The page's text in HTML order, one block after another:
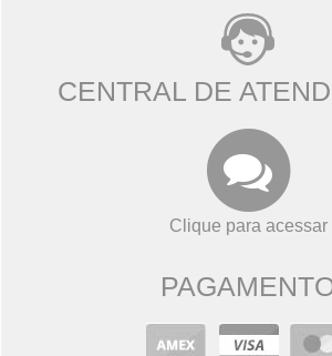
CENTRAL DE
Clique para acessar